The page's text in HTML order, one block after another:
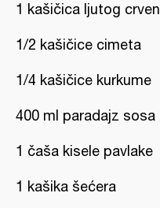
1 kašičica ljutog
1/2 kašičice cimeta
1/4 kašičice kurkume
400 ml paradajz sosa
1 čaša kisele pavlake
1 kašika šećera